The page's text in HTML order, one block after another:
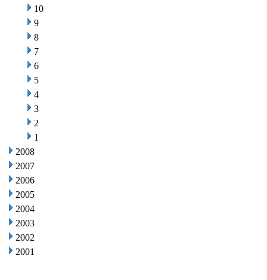
10
9
8
7
6
5
4
3
2
1
2008
2007
2006
2005
2004
2003
2002
2001